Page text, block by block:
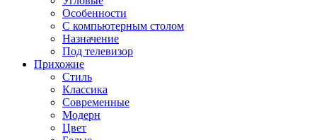
Особенности
С компьютерным столом
Назначение
Под телевизор
Прихожие
Стиль
Классика
Современные
Модерн
Цвет